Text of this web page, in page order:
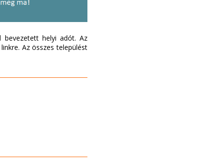
bevezetett helyi adót. Az
Az összes települést